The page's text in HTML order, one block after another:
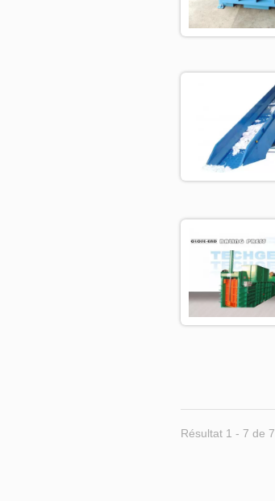
Résultat 1 - 7 de 7